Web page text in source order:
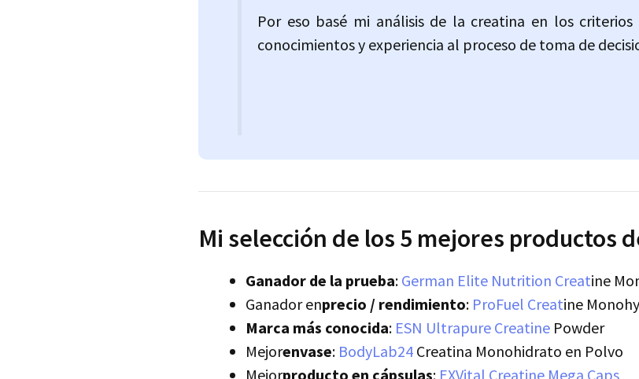
Por eso basé mi análisis de la creatina en los
conocimientos y experiencia al proceso de toma de
Mi selección de los 5 mejores productos
Ganador de la prueba: German Elite Nutrition Creatine
Ganador enprecio / rendimiento: ProFuel Creatine
Marca más conocida: ESN Ultrapure Creatine Powder
Mejorenvase: BodyLab24 Creatina Monohidrato en Polvo
Mejorproducto en cápsulas: EXVital Creatine Mega Caps